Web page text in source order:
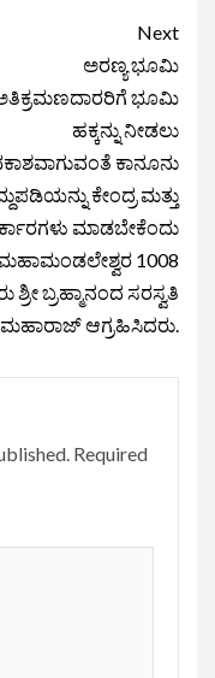
Next
ಅರಣ್ಯ ಭೂಮಿ
ಭೂಮಿ
ಹಕ್ಕನ್ನು ನೀಡಲು
ಕಾನೂನು
ಕೇಂದ್ರ ಮತ್ತು
ಮಾಡಬೇಕೆಂದು
1008
ಶ್ರೀ ಬ್ರಹ್ಮಾನಂದ ಸರಸ್ವತಿ
ಮಹಾರಾಜ್ ಆಗ್ರಹಿಸಿದರು.
Required